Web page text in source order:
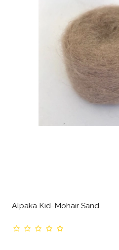
Alpaka Kid-Mohair Sand